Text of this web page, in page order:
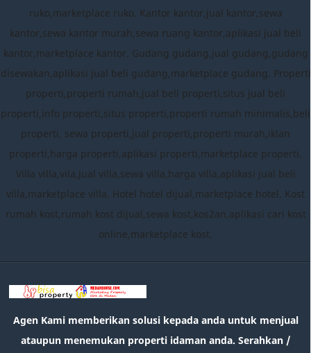
ruko,marketplace ruko. Kantor kantor,jual kantor,sewa
kantor,sewa kantor murah,sewa ruang kantor,aplikasi jual beli
kantor,marketplace kantor. Gudang gudang,jual gudang,gudang
disewakan,aplikasi jual beli gudang,marketplace gudang. Properti
properti,properti rumah,jual beli properti,situs jual beli
properti,info properti,situs properti,properti rumah minimalis,beli
properti, sewa properti,jual properti,properti murah,iklan
properti,harga properti,aplikasi properti,marketplace properti.
Villa villa,vila,jual villa,sewa villa,harga villa,aplikasi jual beli
villa,marketplace villa. Hotel hotel dijual,marketplace hotel. Kost
rumah kost,rumah kost dijual,sewa kost,kos2an,aplikasi cari kost
online,marketplace kost.
Agen Kami memberikan solusi kepada anda untuk menjual
ataupun menemukan properti idaman anda. Serahkan /